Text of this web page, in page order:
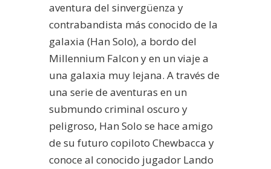
aventura del sinvergüenza y
contrabandista más conocido de la
galaxia (Han Solo), a bordo del
Millennium Falcon y en un viaje a
una galaxia muy lejana. A través de
una serie de aventuras en un
submundo criminal oscuro y
peligroso, Han Solo se hace amigo
de su futuro copiloto Chewbacca y
conoce al conocido jugador Lando